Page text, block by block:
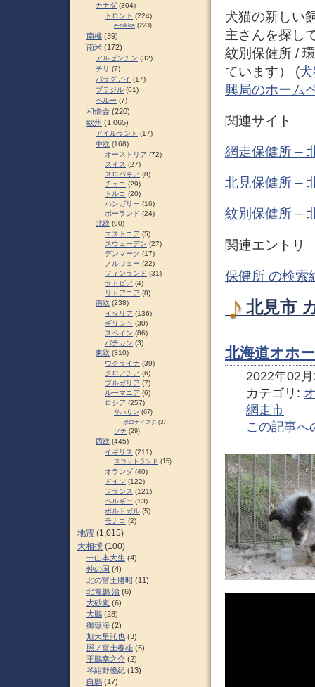
犬猫の新しい
主さんを探し
紋別保健所 /
ています） (
興局のホーム
関連サイト
網走保健所 –
北見保健所 –
紋別保健所 –
関連エントリ
保健所 の検索
北見市
北海道オホ
2022年02
カテゴリ:
網走市
この記事へ
カナダ (304)
トロント (224)
e-nikka (223)
南極 (39)
南米 (172)
アルゼンチン (32)
チリ (7)
パラグアイ (17)
ブラジル (61)
ペルー (7)
和僑会 (220)
欧州 (1,065)
アイルランド (17)
中欧 (168)
オーストリア (72)
スイス (27)
スロパキア (8)
チェコ (29)
トルコ (20)
ハンガリー (16)
ポーランド (24)
北欧 (90)
エストニア (5)
スウェーデン (27)
デンマーク (17)
ノルウェー (22)
フィンランド (31)
ラトビア (4)
リトアニア (8)
南欧 (238)
イタリア (136)
ギリシャ (30)
スペイン (86)
バチカン (3)
東欧 (310)
ウクライナ (39)
クロアチア (6)
ブルガリア (7)
ルーマニア (6)
ロシア (257)
サハリン (67)
ポロナイスク (37)
ソチ (29)
西欧 (445)
イギリス (211)
スコットランド (15)
オランダ (40)
ドイツ (122)
フランス (121)
ベルギー (13)
ポルトガル (5)
モナコ (2)
地震 (1,015)
大相撲 (100)
一山本大生 (4)
仲の国 (4)
北の富士勝昭 (11)
北青鵬 治 (6)
大砂嵐 (6)
大鵬 (28)
御嶽海 (2)
旭大星託也 (3)
照ノ富士春雄 (6)
王鵬幸之介 (2)
琴紺野優紀 (13)
白鵬 (17)